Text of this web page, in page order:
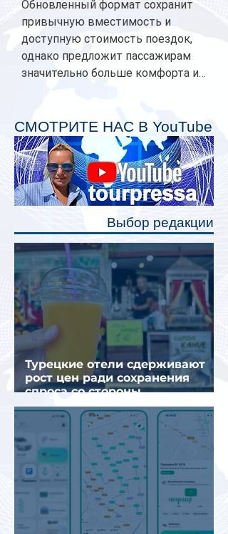
Обновленный формат сохранит
привычную вместимость и
доступную стоимость поездок,
однако предложит пассажирам
значительно больше комфорта и
планируется начать в 2027 году.
Одним из главных нововведений
станут индивидуальные шторки у
каждого спального места. Они
позволят пассажирам закрыть свою
полку во время сна или отдыха,
СМОТРИТЕ НАС В YouTube
Выбор редакции
Турецкие отели сдерживают
рост цен ради сохранения
спроса со стороны
иностранных туристов